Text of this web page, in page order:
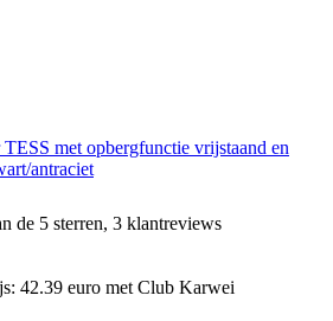
met opbergfunctie vrijstaand en
antraciet
de 5 sterren, 3 klantreviews
42.39 euro met Club Karwei